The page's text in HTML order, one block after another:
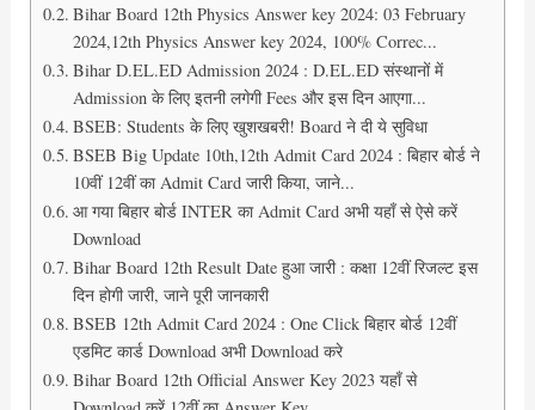
Bihar Board 12th Physics Answer key 2024: 03 February
2024,12th Physics Answer key 2024, 100% Correc...
Bihar D.EL.ED Admission 2024 : D.EL.ED संस्थानों में
Admission के लिए इतनी लगेगी Fees और इस दिन आएगा...
BSEB: Students के लिए खुशखबरी! Board ने दी ये सुविधा
BSEB Big Update 10th,12th Admit Card 2024 : बिहार बोर्ड ने
10वीं 12वीं का Admit Card जारी किया, जाने...
आ गया बिहार बोर्ड INTER का Admit Card अभी यहाँ से ऐसे करें
Download
Bihar Board 12th Result Date हुआ जारी : कक्षा 12वीं रिजल्ट इस
दिन होगी जारी, जाने पूरी जानकारी
BSEB 12th Admit Card 2024 : One Click बिहार बोर्ड 12वीं
एडमिट कार्ड Download अभी Download करे
Bihar Board 12th Official Answer Key 2023 यहाँ से